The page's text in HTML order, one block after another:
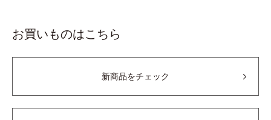
お買いものはこちら
新商品をチェック